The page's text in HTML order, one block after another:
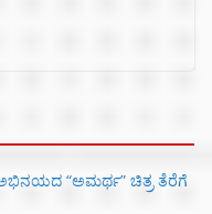
ಅಭಿನಯದ “ಅಮರ್ಥ” ಚಿತ್ರ ತೆರೆಗೆ